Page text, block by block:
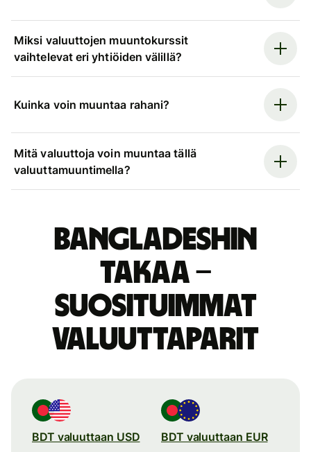
Miksi valuuttojen muuntokurssit
vaihtelevat eri yhtiöiden välillä?
Kuinka voin muuntaa rahani?
Mitä valuuttoja voin muuntaa tällä
valuuttamuuntimella?
Bangladeshin
takaa –
suosituimmat
valuuttaparit
BDT valuuttaan USD BDT valuuttaan EUR